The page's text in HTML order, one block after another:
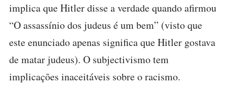
implica que Hitler disse a verdade quando afirmou
“O assassínio dos judeus é um bem” (visto que
este enunciado apenas significa que Hitler gostava
de matar judeus). O subjectivismo tem
implicações inaceitáveis sobre o racismo.